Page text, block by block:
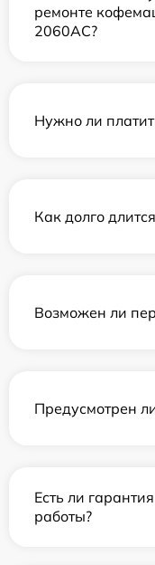
ремонте
2060AC?
Нужно ли
Как долго
Возможен ли
Предусмотрен
Есть ли
работы?